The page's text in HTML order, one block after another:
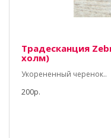
Традесканция
холм)
Укорененный черенок..
200р.